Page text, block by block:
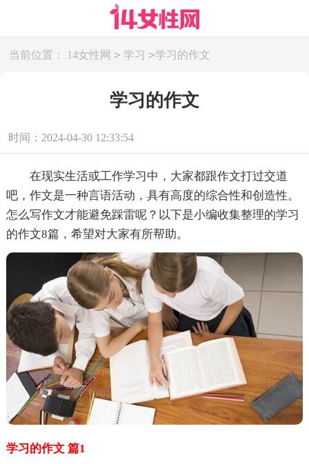
当前位置： 14女性网 > 学习 >学习的作文
学习的作文
时间：2024-04-30 12:33:54
在现实生活或工作学习中，大家都跟作文打过交道
吧，作文是一种言语活动，具有高度的综合性和创造性。
怎么写作文才能避免踩雷呢？以下是小编收集整理的学习
的作文8篇，希望对大家有所帮助。
学习的作文 篇1